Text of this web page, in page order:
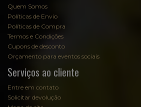
Quem Somos
Políticas de Envio
Políticas de Compra
Termos e Condições
Cupons de desconto
Orçamento para eventos sociais
Serviços ao cliente
Entre em contato
Solicitar devolução